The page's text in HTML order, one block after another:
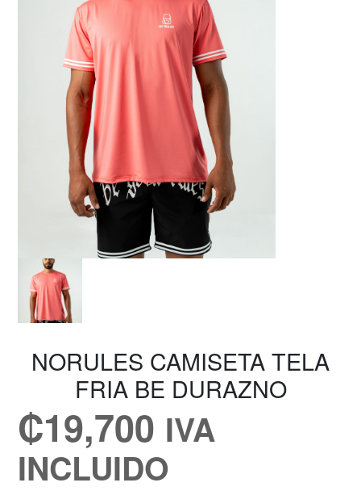
NORULES CAMISETA TELA
FRIA BE DURAZNO
₡19,700 IVA
INCLUIDO